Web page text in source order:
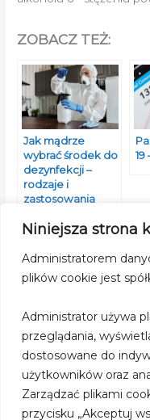
Niniejsza strona
Administratorem
plików cookie jest
Administrator używa
przeglądania,
dostosowane do
użytkowników oraz
Zarządzać plikami
przycisku „Akceptuj
ZOBACZ TEŻ:
Jak mądrze
wybrać środek do
dezynfekcji –
rodzaje i
zastosowania
19
rady dotyczące
walki z
koronawirusem